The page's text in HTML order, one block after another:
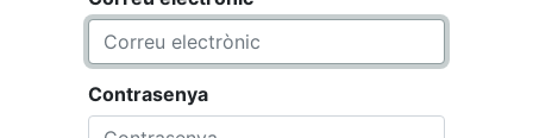
Contrasenya